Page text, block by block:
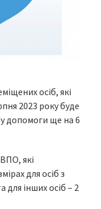
осіб, які
2023 року буде
допомоги ще на 6
які
для осіб з
для інших осіб – 2